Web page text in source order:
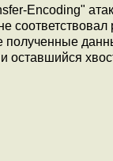
Encoding"